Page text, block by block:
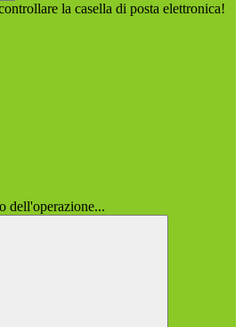
la casella di posta elettronica!
dell'operazione...